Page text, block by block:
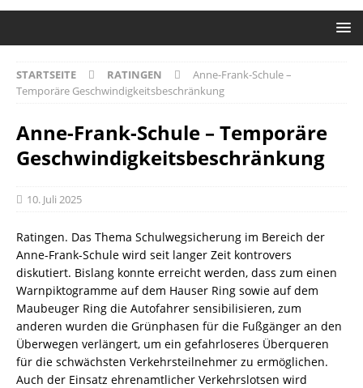
STARTSEITE RATINGEN
Anne-Frank-Schule –
Temporäre Geschwindigkeitsbeschränkung
Anne-Frank-Schule – Temporäre
Geschwindigkeitsbeschränkung
10. Juli 2025
Ratingen. Das Thema Schulwegsicherung im Bereich der
Anne-Frank-Schule wird seit langer Zeit kontrovers
diskutiert. Bislang konnte erreicht werden, dass zum einen
Warnpiktogramme auf dem Hauser Ring sowie auf dem
Maubeuger Ring die Autofahrer sensibilisieren, zum
anderen wurden die Grünphasen für die Fußgänger an den
Überwegen verlängert, um ein gefahrloseres Überqueren
für die schwächsten Verkehrsteilnehmer zu ermöglichen.
Auch der Einsatz ehrenamtlicher Verkehrslotsen wird